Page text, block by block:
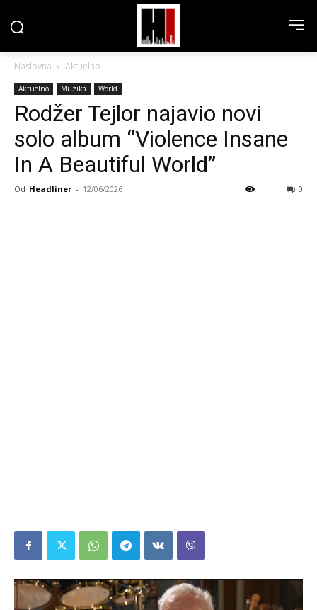
Naslovna Aktuelno
Aktuelno Muzika World
Rodžer Tejlor najavio novi
solo album “Violence Insane
In A Beautiful World”
Od Headliner - 12/06/2026 0